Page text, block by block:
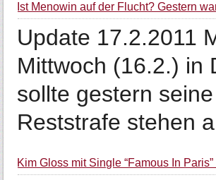
Ist Menowin auf der Flucht? Gestern
Update 17.2.2011
Mittwoch (16.2.) in
sollte gestern
Reststrafe stehen
Kim Gloss mit Single “Famous In